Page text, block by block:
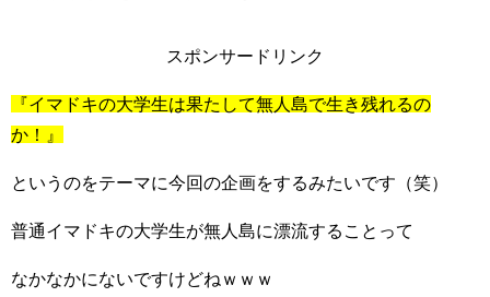
スポンサードリンク
『イマドキの大学生は果たして無人島で生き残れるの
か！』
というのをテーマに今回の企画をするみたいです（笑）
普通イマドキの大学生が無人島に漂流することって
なかなかにないですけどねｗｗｗ